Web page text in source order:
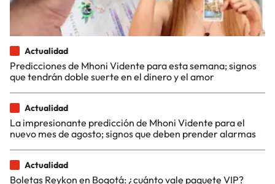
Actualidad
Predicciones de Mhoni Vidente para esta semana; signos
que tendrán doble suerte en el dinero y el amor
Actualidad
La impresionante predicción de Mhoni Vidente para el
nuevo mes de agosto; signos que deben prender alarmas
Actualidad
Boletas Reykon en Bogotá: ¿cuánto vale paquete VIP?